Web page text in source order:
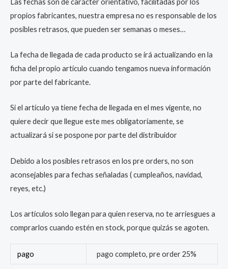
propios fabricantes, nuestra empresa no es responsable de los
posibles retrasos, que pueden ser semanas o meses…
La fecha de llegada de cada producto se irá actualizando en la
ficha del propio artículo cuando tengamos nueva información
por parte del fabricante.
Si el artículo ya tiene fecha de llegada en el mes vigente, no
quiere decir que llegue este mes obligatoriamente, se
actualizará si se pospone por parte del distribuidor
Debido a los posibles retrasos en los pre orders, no son
aconsejables para fechas señaladas ( cumpleaños, navidad,
reyes, etc.)
Los artículos solo llegan para quien reserva, no te arriesgues a
comprarlos cuando estén en stock, porque quizás se agoten.
pago pago completo, pre order 25%